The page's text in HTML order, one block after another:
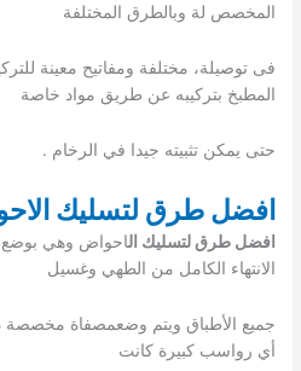
المخصص لة وبالطرق المختلفة
فى توصيلة، مختلفة ومفاتيح معينة
المطبخ بتركيبه عن طريق مواد خاصة
حتى يمكن تثبيته جيدا في الرخام .
افضل طرق لتسليك
افضل طرق لتسليك الاحواض وهي بوضع
الانتهاء الكامل من الطهي وغسيل
جميع الأطباق ويتم وضعمصفاة
أي رواسب كبيرة كانت